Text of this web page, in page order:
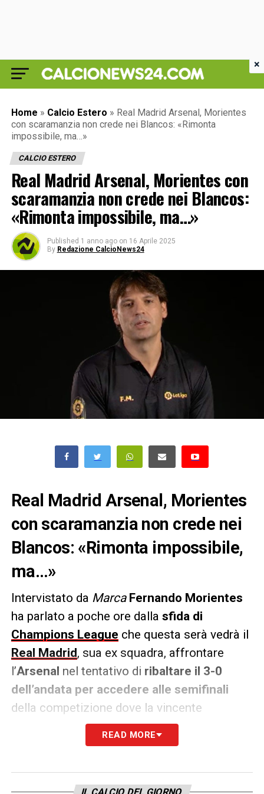
Home » Calcio Estero » Real Madrid Arsenal, Morientes
con scaramanzia non crede nei Blancos: «Rimonta
impossibile, ma…»
CALCIO ESTERO
Real Madrid Arsenal, Morientes con
scaramanzia non crede nei Blancos:
«Rimonta impossibile, ma…»
Published 1 anno ago on 16 Aprile 2025
By Redazione CalcioNews24
Real Madrid Arsenal, Morientes
con scaramanzia non crede nei
Blancos: «Rimonta impossibile,
ma…»
Intervistato da Marca Fernando Morientes
ha parlato a poche ore dalla sfida di
Champions League che questa serà vedrà il
Real Madrid, sua ex squadra, affrontare
l’Arsenal nel tentativo di ribaltare il 3-0
dell’andata per accedere alle semifinali
della competizione dove la vincente
PSG.
Madrid contro l’Arsenal è impossibile.
READ MORE
×